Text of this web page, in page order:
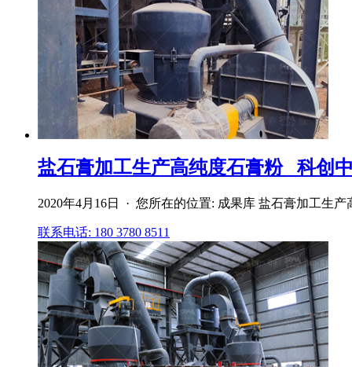
盐石膏加工生产高纯度石膏粉 _科创
2020年4月16日 · 您所在的位置: 成果库 盐石膏加工生
联系电话: 180 3780 8511